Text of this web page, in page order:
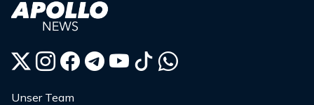
Unser Team